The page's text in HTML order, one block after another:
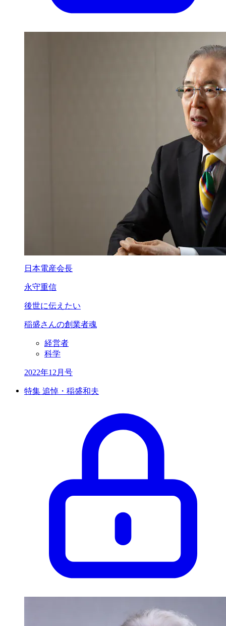
日本電産会長
永守重信
後世に伝えたい
稲盛さんの創業者魂
経営者
科学
2022年12月号
特集 追悼・稲盛和夫